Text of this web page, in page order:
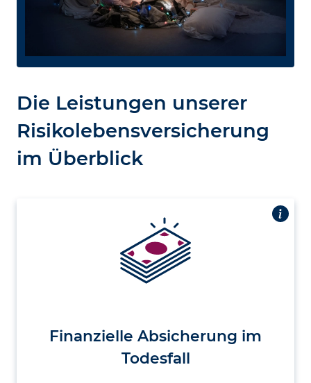
Die Leistungen unserer
Risikolebensversicherung
im Überblick
Finanzielle Absicherung im
Todesfall